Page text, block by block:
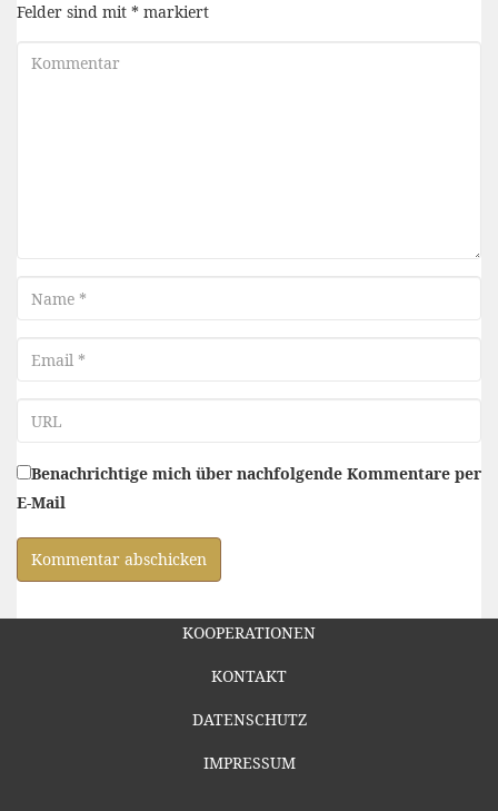
Felder sind mit * markiert
Kommentar
Name
Email
Benachrichtige mich über nachfolgende Kommentare per
E-Mail
KOOPERATIONEN
KONTAKT
DATENSCHUTZ
IMPRESSUM